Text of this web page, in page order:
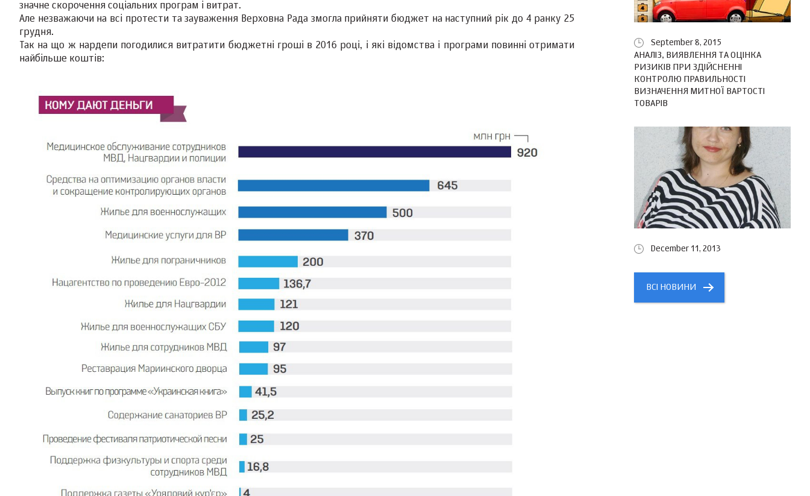
значне скорочення соціальних програм і витрат.
Але незважаючи на всі протести та зауваження Верховна Рада змогла прийняти бюджет на наступний рік до 4 ранку 25
грудня.
Так на що ж нардепи погодилися витратити бюджетні гроші в 2016 році, і які відомства і програми повинні отримати
найбільше коштів:
September 8, 2015
АНАЛІЗ, ВИЯВЛЕННЯ ТА ОЦІНКА
РИЗИКІВ ПРИ ЗДІЙСНЕННІ
КОНТРОЛЮ ПРАВИЛЬНОСТІ
ВИЗНАЧЕННЯ МИТНОЇ ВАРТОСТІ
ТОВАРІВ
December 11, 2013
ВСІ НОВИНИ